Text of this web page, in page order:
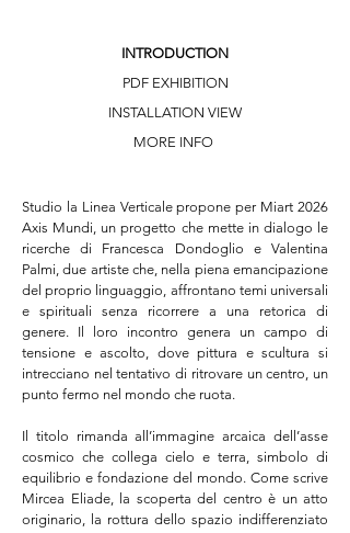
INTRODUCTION
PDF EXHIBITION
INSTALLATION VIEW
MORE INFO
Studio la Linea Verticale propone per Miart 2026
Axis Mundi, un progetto che mette in dialogo le
ricerche di Francesca Dondoglio e Valentina
Palmi, due artiste che, nella piena emancipazione
del proprio linguaggio, affrontano temi universali
e spirituali senza ricorrere a una retorica di
genere. Il loro incontro genera un campo di
tensione e ascolto, dove pittura e scultura si
intrecciano nel tentativo di ritrovare un centro, un
punto fermo nel mondo che ruota.
Il titolo rimanda all’immagine arcaica dell’asse
cosmico che collega cielo e terra, simbolo di
equilibrio e fondazione del mondo. Come scrive
Mircea Eliade, la scoperta del centro è un atto
originario, la rottura dello spazio indifferenziato